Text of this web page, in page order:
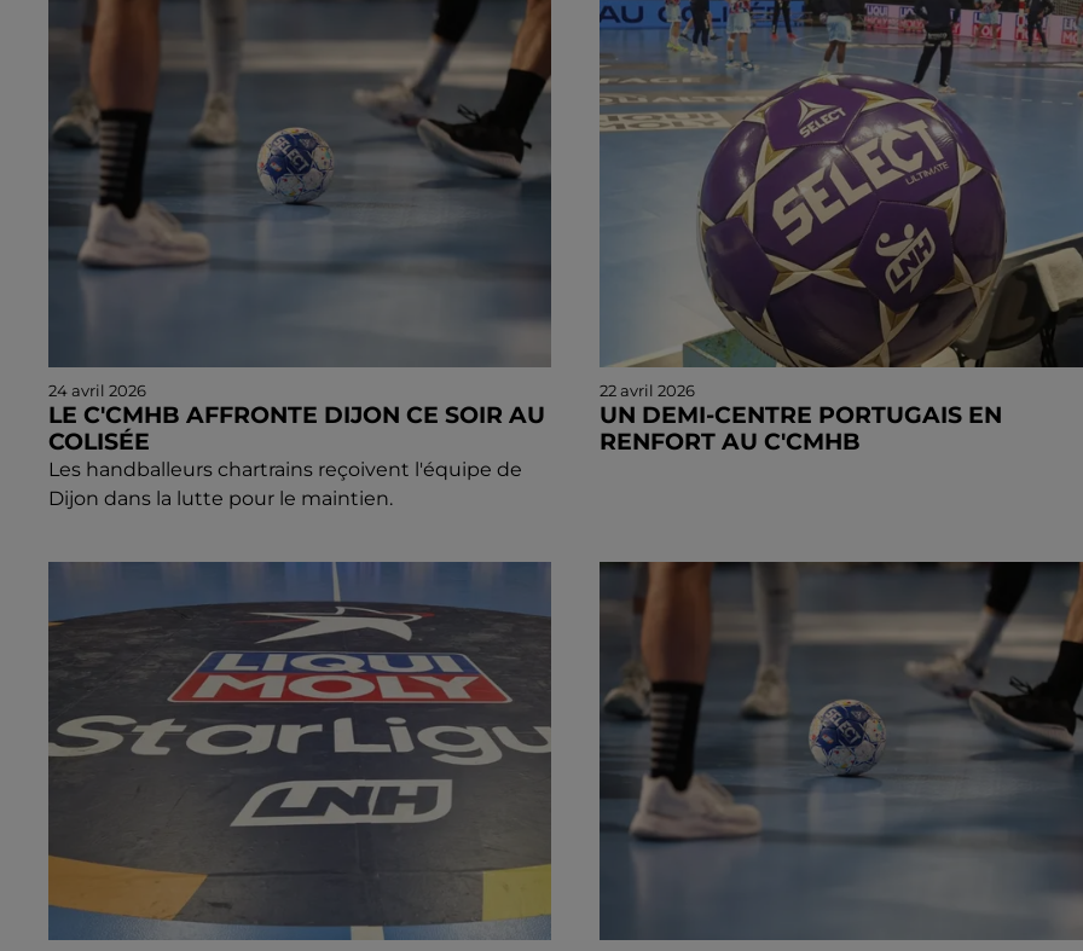
24 avril 2026
LE C'CMHB AFFRONTE DIJON CE SOIR AU
COLISÉE
Les handballeurs chartrains reçoivent l'équipe de
Dijon dans la lutte pour le maintien.
22 avril 2026
UN DEMI-CENTRE PORTUGAIS EN
RENFORT AU C'CMHB